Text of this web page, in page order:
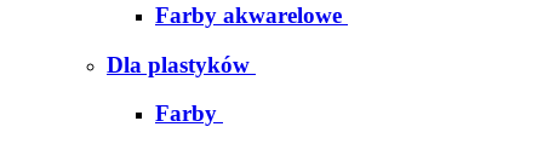
Farby akwarelowe
Dla plastyków
Farby